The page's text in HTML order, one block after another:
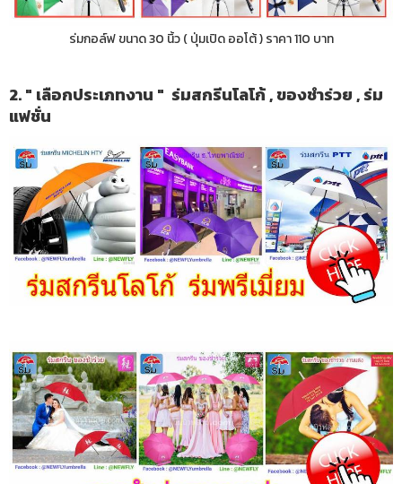
ร่มกอล์ฟ ขนาด 30 นิ้ว ( ปุ่มเปิด ออโต้ ) ราคา 110 บาท
2. " เลือกประเภทงาน " ร่มสกรีนโลโก้ , ของชำร่วย , ร่ม
แฟชั่น